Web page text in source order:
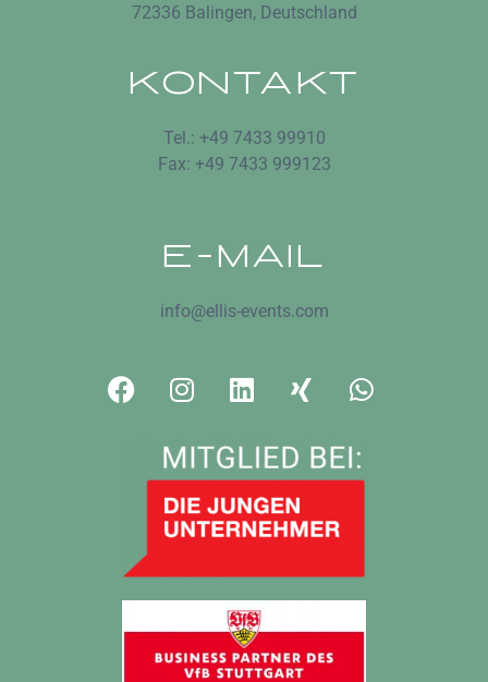
72336 Balingen, Deutschland
KONTAKT
Tel.: +49 7433 99910
Fax: +49 7433 999123
E-MAIL
info@ellis-events.com